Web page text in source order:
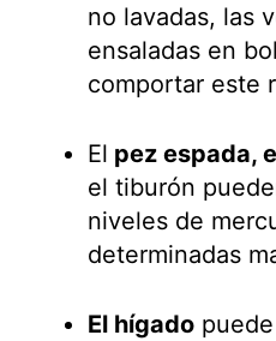
no lavadas, las
ensaladas en
comportar este
El pez espada,
el tiburón
niveles de
determinadas
El hígado